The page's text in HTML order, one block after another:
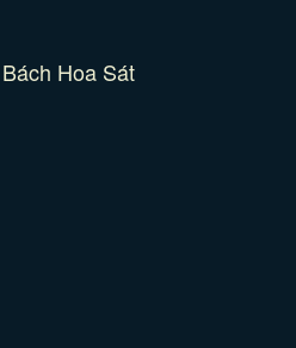
Bách Hoa Sát